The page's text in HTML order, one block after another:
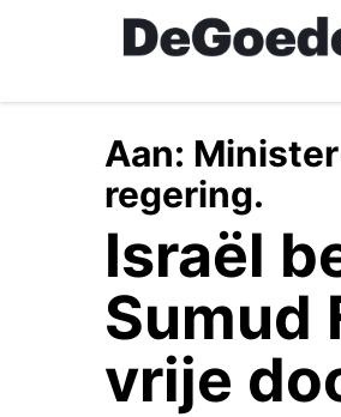
content
Aan:
regering.
Israël
Sumud
vrije